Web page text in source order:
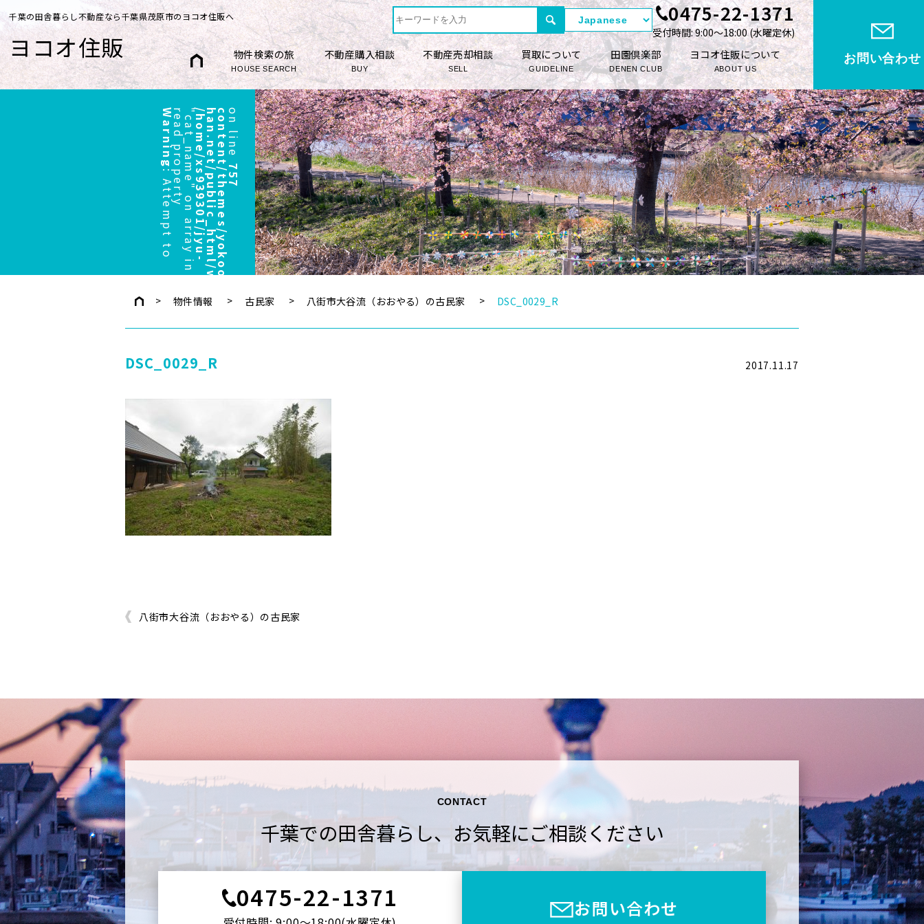
千葉の田舎暮らし不動産なら千葉県茂原市のヨコオ住販へ
ヨコオ住販
0475-22-1371
受付時間: 9:00〜18:00 (⽔曜定休)
物件検索の旅
HOUSE SEARCH
不動産購入相談
BUY
不動産売却相談
SELL
買取について
GUIDELINE
田園倶楽部
DENEN CLUB
ヨコオ住販について
ABOUT US
お問い合わせ
Warning
:
A
t
t
e
m
p
t
t
o
r
e
a
d
p
r
o
p
e
r
t
y
"
c
a
t
_
n
a
m
e
"
o
n
a
r
r
a
y
i
n/
h
o
m
e
/
x
s
9
3
9
3
0
1
/
j
y
u
-
h
a
n
.
n
e
t
/
p
u
b
l
i
c
_
h
t
m
l
/
w
p
/
w
p
-
c
o
n
t
e
n
t
/
t
h
e
m
e
s
/
y
o
k
o
o
/
h
e
a
d
e
r
.
p
hpon line
757
物件情報 古民家 八街市大谷流（おおやる）の古民家 DSC_0029_R
DSC_0029_R 2017.11.17
八街市大谷流（おおやる）の古民家
CONTACT
千葉での田舎暮らし、 お気軽にご相談ください
0475-22-1371 お問い合わせ